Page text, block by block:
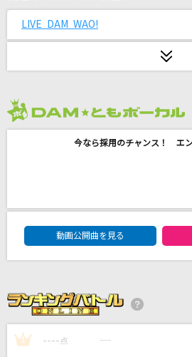
napori
人は夢を二度見る
乃木坂46
オーシャン・ブルー
ファタール
[生音]カルマ
はにかみショート
≠ME
LIVE DAM WAO!
今なら採用のチャンス！ エ
DAM★ともボーカルエント
動画公開曲を見る
1 ---- 点 ----